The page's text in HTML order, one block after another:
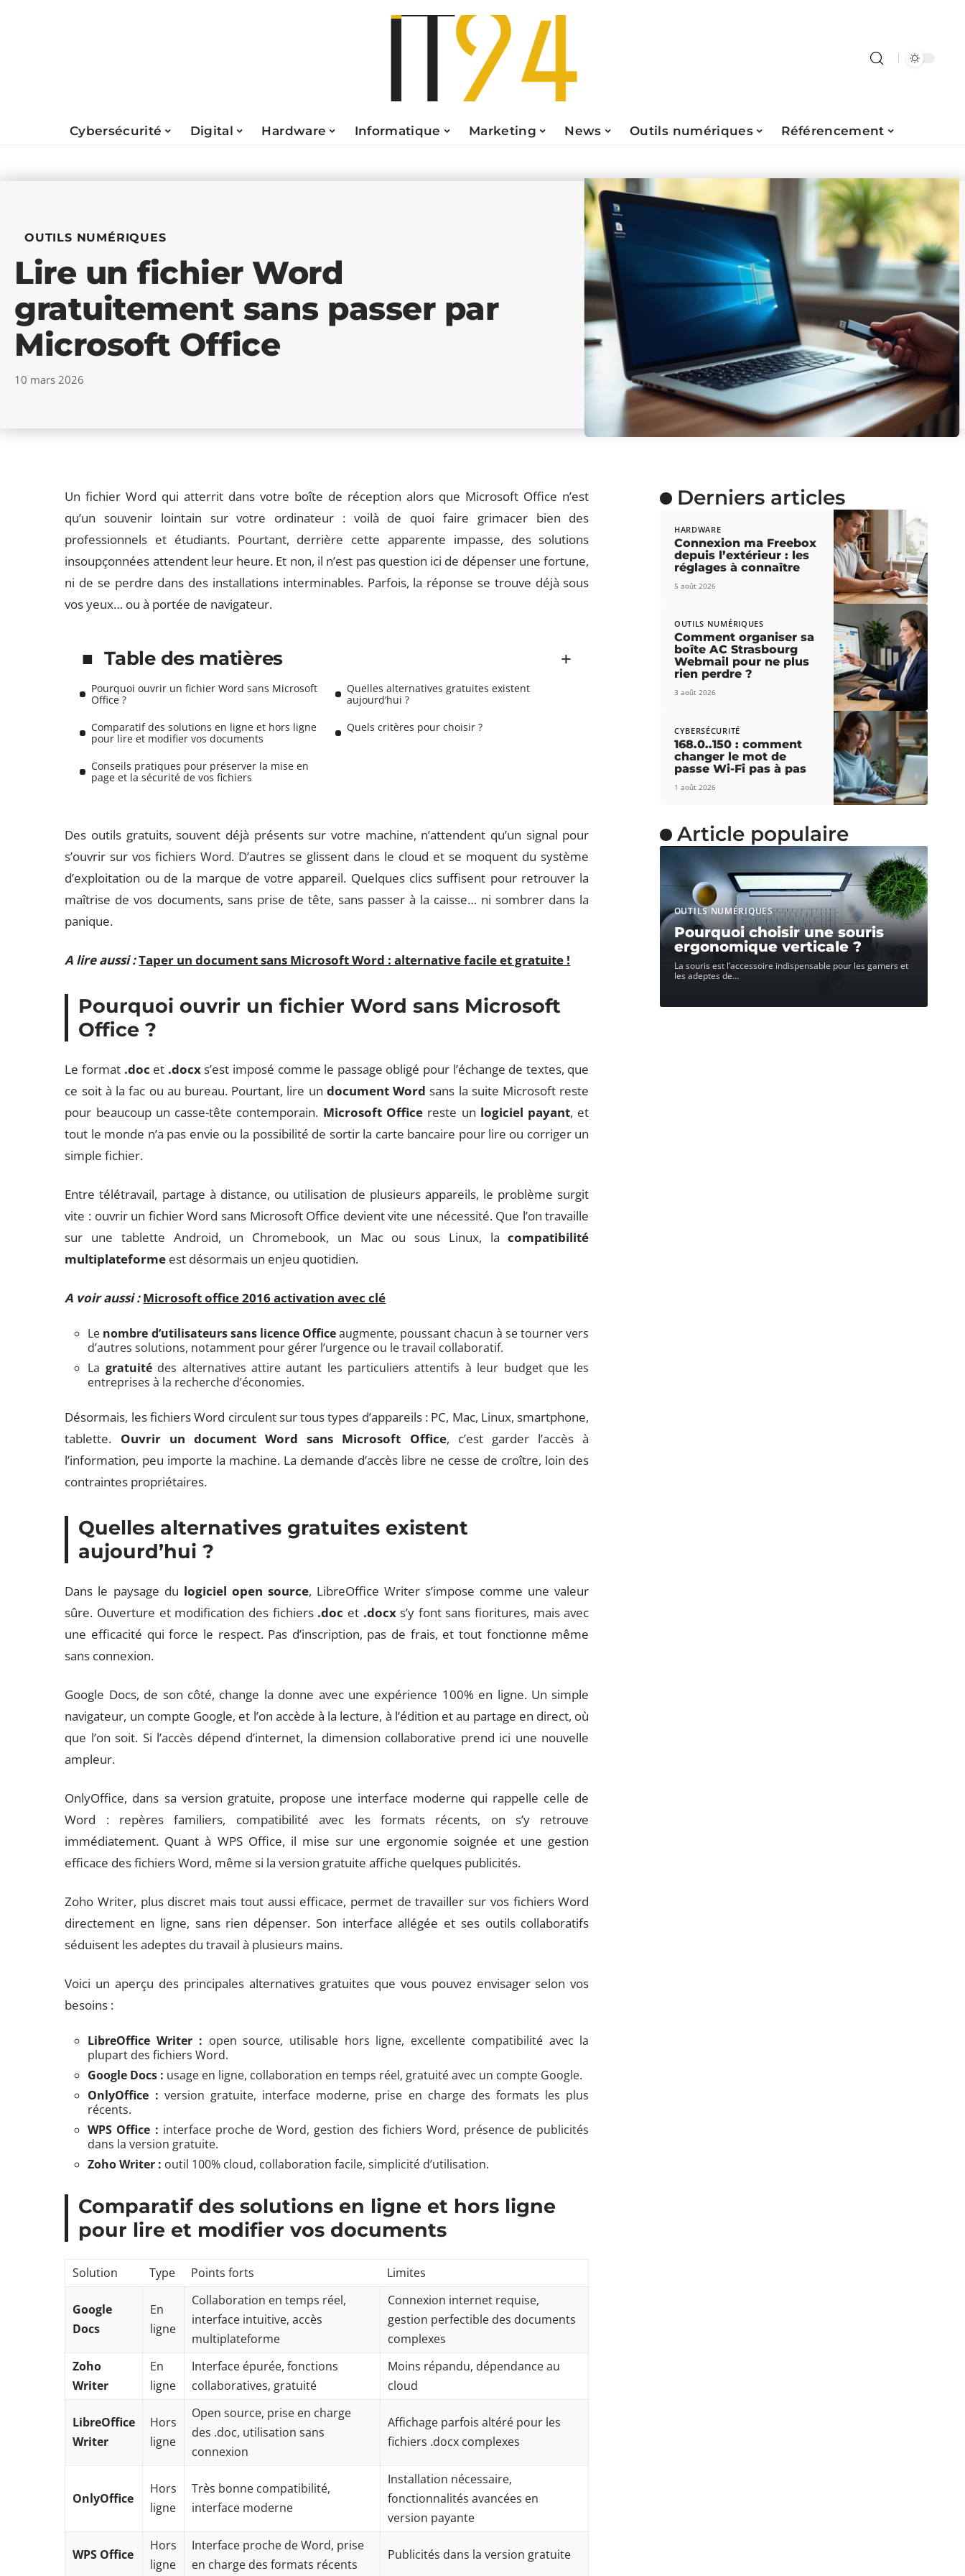
Cybersécurité Digital Hardware Informatique Marketing News Outils numériques Référencement
OUTILS NUMÉRIQUES
Lire un fichier Word
gratuitement sans passer par
Microsoft Office
10 mars 2026
Un fichier Word qui atterrit dans votre boîte de réception alors que Microsoft Office n’est
qu’un souvenir lointain sur votre ordinateur : voilà de quoi faire grimacer bien des
professionnels et étudiants. Pourtant, derrière cette apparente impasse, des solutions
insoupçonnées attendent leur heure. Et non, il n’est pas question ici de dépenser une fortune,
ni de se perdre dans des installations interminables. Parfois, la réponse se trouve déjà sous
vos yeux… ou à portée de navigateur.
Table des matières
Pourquoi ouvrir un fichier Word sans Microsoft
Office ?
Quelles alternatives gratuites existent
aujourd’hui ?
Comparatif des solutions en ligne et hors ligne
pour lire et modifier vos documents
Quels critères pour choisir ?
Conseils pratiques pour préserver la mise en
page et la sécurité de vos fichiers
Des outils gratuits, souvent déjà présents sur votre machine, n’attendent qu’un signal pour
s’ouvrir sur vos fichiers Word. D’autres se glissent dans le cloud et se moquent du système
d’exploitation ou de la marque de votre appareil. Quelques clics suffisent pour retrouver la
maîtrise de vos documents, sans prise de tête, sans passer à la caisse… ni sombrer dans la
panique.
A lire aussi :Taper un document sans Microsoft Word : alternative facile et gratuite !
Pourquoi ouvrir un fichier Word sans Microsoft
Office ?
Le format .doc et .docxs’est imposé comme le passage obligé pour l’échange de textes, que
ce soit à la fac ou au bureau. Pourtant, lire un document Word sans la suite Microsoft reste
pour beaucoup un casse-tête contemporain. Microsoft Office reste un logiciel payant, et
tout le monde n’a pas envie ou la possibilité de sortir la carte bancaire pour lire ou corriger un
simple fichier.
Entre télétravail, partage à distance, ou utilisation de plusieurs appareils, le problème surgit
vite : ouvrir un fichier Word sans Microsoft Office devient vite une nécessité. Que l’on travaille
sur une tablette Android, un Chromebook, un Mac ou sous Linux, lacompatibilité
multiplateforme est désormais un enjeu quotidien.
A voir aussi : Microsoft office 2016 activation avec clé
Le nombre d’utilisateurs sans licence Officeaugmente, poussant chacun à se tourner vers
d’autres solutions, notamment pour gérer l’urgence ou le travail collaboratif.
La gratuitédes alternatives attire autant les particuliers attentifs à leur budget que les
entreprises à la recherche d’économies.
Désormais, les fichiers Word circulent sur tous types d’appareils : PC, Mac, Linux, smartphone,
tablette. Ouvrir un document Word sans Microsoft Office, c’est garder l’accès à
l’information, peu importe la machine. La demande d’accès libre ne cesse de croître, loin des
contraintes propriétaires.
Quelles alternatives gratuites existent
aujourd’hui ?
Dans le paysage du logiciel open source, LibreOffice Writer s’impose comme une valeur
sûre. Ouverture et modification des fichiers .doc et .docxs’y font sans fioritures, mais avec
une efficacité qui force le respect. Pas d’inscription, pas de frais, et tout fonctionne même
sans connexion.
Google Docs, de son côté, change la donne avec une expérience 100% en ligne. Un simple
navigateur, un compte Google, et l’on accède à la lecture, à l’édition et au partage en direct, où
que l’on soit. Si l’accès dépend d’internet, la dimension collaborative prend ici une nouvelle
ampleur.
OnlyOffice, dans sa version gratuite, propose une interface moderne qui rappelle celle de
Word : repères familiers, compatibilité avec les formats récents, on s’y retrouve
immédiatement. Quant à WPS Office, il mise sur une ergonomie soignée et une gestion
efficace des fichiers Word, même si la version gratuite affiche quelques publicités.
Zoho Writer, plus discret mais tout aussi efficace, permet de travailler sur vos fichiers Word
directement en ligne, sans rien dépenser. Son interface allégée et ses outils collaboratifs
séduisent les adeptes du travail à plusieurs mains.
Voici un aperçu des principales alternatives gratuites que vous pouvez envisager selon vos
besoins :
LibreOffice Writer : open source, utilisable hors ligne, excellente compatibilité avec la
plupart des fichiers Word.
Google Docs : usage en ligne, collaboration en temps réel, gratuité avec un compte Google.
OnlyOffice : version gratuite, interface moderne, prise en charge des formats les plus
récents.
WPS Office : interface proche de Word, gestion des fichiers Word, présence de publicités
dans la version gratuite.
Zoho Writer : outil 100% cloud, collaboration facile, simplicité d’utilisation.
Comparatif des solutions en ligne et hors ligne
pour lire et modifier vos documents
Solution Type Points forts Limites
Google
Docs
En
ligne
Collaboration en temps réel,
interface intuitive, accès
multiplateforme
Connexion internet requise,
gestion perfectible des documents
complexes
Zoho
Writer
En
ligne
Interface épurée, fonctions
collaboratives, gratuité
Moins répandu, dépendance au
cloud
LibreOffice
Writer
Hors
ligne
Open source, prise en charge
des .doc, utilisation sans
connexion
Affichage parfois altéré pour les
fichiers .docx complexes
OnlyOffice
Hors
ligne
Très bonne compatibilité,
interface moderne
Installation nécessaire,
fonctionnalités avancées en
version payante
WPS Office
Hors
ligne
Interface proche de Word, prise
en charge des formats récents
Publicités dans la version gratuite
Derniers articles
HARDWARE
Connexion ma Freebox
depuis l’extérieur : les
réglages à connaître
5 août 2026
OUTILS NUMÉRIQUES
Comment organiser sa
boîte AC Strasbourg
Webmail pour ne plus
rien perdre ?
3 août 2026
CYBERSÉCURITÉ
168.0..150 : comment
changer le mot de
passe Wi-Fi pas à pas
1 août 2026
Article populaire
OUTILS NUMÉRIQUES
Pourquoi choisir une souris
ergonomique verticale ?
La souris est l’accessoire indispensable pour les gamers et
les adeptes de…